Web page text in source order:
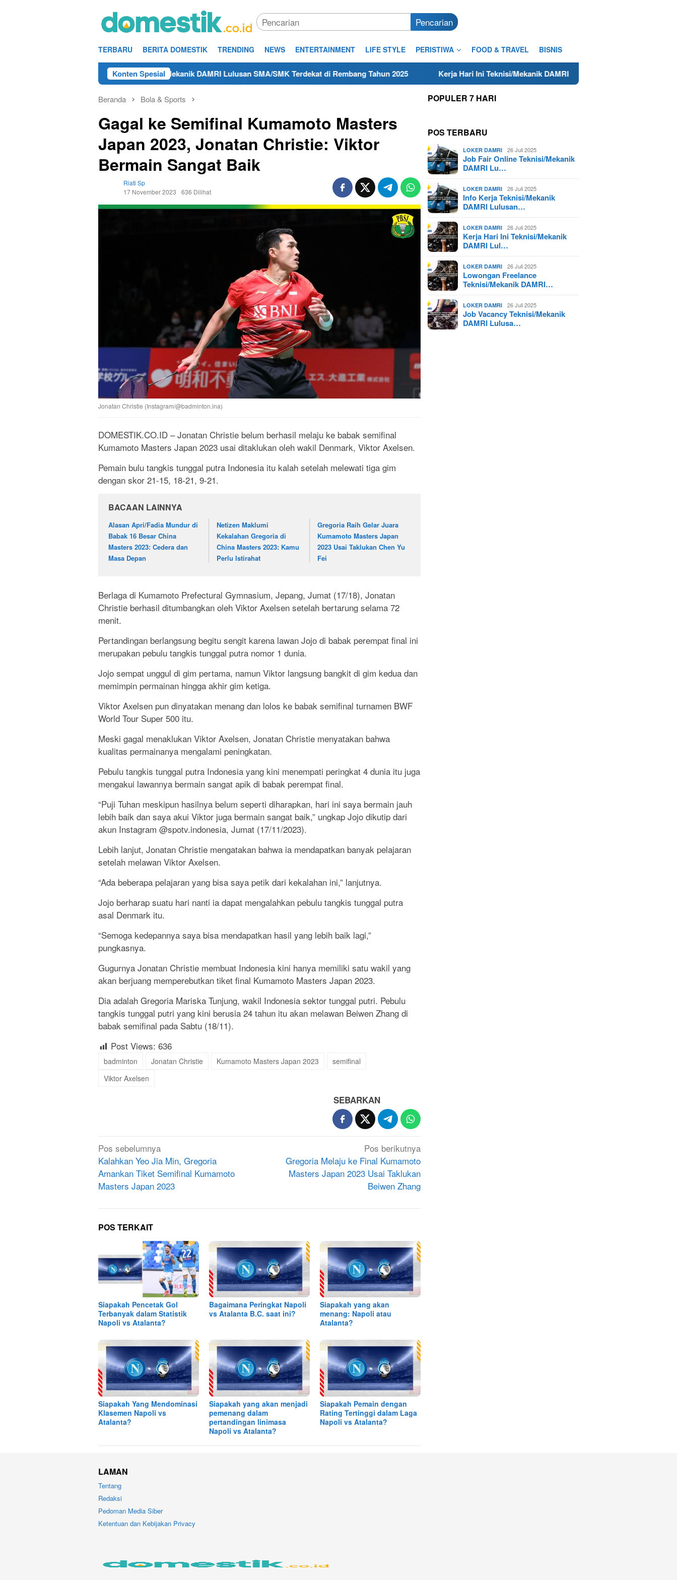
Pencarian
TERBARU BERITA DOMESTIK TRENDING NEWS ENTERTAINMENT LIFE STYLE PERISTIWA FOOD & TRAVEL BISNIS
Konten Spesial
Info Kerja Teknisi/Mekanik DAMRI Lulusan SMA/SMK Terdekat di Rembang Tahun 2025 Kerja Hari Ini Teknisi/Mekanik DAMRI Lulusan SMA/SMK Terdekat di Cilacap
Beranda Bola & Sports
Gagal ke Semifinal Kumamoto Masters
Japan 2023, Jonatan Christie: Viktor
Bermain Sangat Baik
Riati Sp
17 November 2023
636 Dilihat
Jonatan Christie (Instagram/@badminton.ina)
DOMESTIK.CO.ID – Jonatan Christie belum berhasil melaju ke babak semifinal
Kumamoto Masters Japan 2023 usai ditaklukan oleh wakil Denmark, Viktor Axelsen.
Pemain bulu tangkis tunggal putra Indonesia itu kalah setelah melewati tiga gim
dengan skor 21-15, 18-21, 9-21.
BACAAN LAINNYA
Alasan Apri/Fadia Mundur di
Babak 16 Besar China
Masters 2023: Cedera dan
Masa Depan
Netizen Maklumi
Kekalahan Gregoria di
China Masters 2023: Kamu
Perlu Istirahat
Gregoria Raih Gelar Juara
Kumamoto Masters Japan
2023 Usai Taklukan Chen Yu
Fei
Berlaga di Kumamoto Prefectural Gymnasium, Jepang, Jumat (17/18), Jonatan
Christie berhasil ditumbangkan oleh Viktor Axelsen setelah bertarung selama 72
menit.
Pertandingan berlangsung begitu sengit karena lawan Jojo di babak perempat final ini
merupakan pebulu tangkis tunggal putra nomor 1 dunia.
Jojo sempat unggul di gim pertama, namun Viktor langsung bangkit di gim kedua dan
memimpin permainan hingga akhir gim ketiga.
Viktor Axelsen pun dinyatakan menang dan lolos ke babak semifinal turnamen BWF
World Tour Super 500 itu.
Meski gagal menaklukan Viktor Axelsen, Jonatan Christie menyatakan bahwa
kualitas permainanya mengalami peningkatan.
Pebulu tangkis tunggal putra Indonesia yang kini menempati peringkat 4 dunia itu juga
mengakui lawannya bermain sangat apik di babak perempat final.
“Puji Tuhan meskipun hasilnya belum seperti diharapkan, hari ini saya bermain jauh
lebih baik dan saya akui Viktor juga bermain sangat baik,” ungkap Jojo dikutip dari
akun Instagram @spotv.indonesia, Jumat (17/11/2023).
Lebih lanjut, Jonatan Christie mengatakan bahwa ia mendapatkan banyak pelajaran
setelah melawan Viktor Axelsen.
“Ada beberapa pelajaran yang bisa saya petik dari kekalahan ini,” lanjutnya.
Jojo berharap suatu hari nanti ia dapat mengalahkan pebulu tangkis tunggal putra
asal Denmark itu.
“Semoga kedepannya saya bisa mendapatkan hasil yang lebih baik lagi,”
pungkasnya.
Gugurnya Jonatan Christie membuat Indonesia kini hanya memiliki satu wakil yang
akan berjuang memperebutkan tiket final Kumamoto Masters Japan 2023.
Dia adalah Gregoria Mariska Tunjung, wakil Indonesia sektor tunggal putri. Pebulu
tangkis tunggal putri yang kini berusia 24 tahun itu akan melawan Beiwen Zhang di
babak semifinal pada Sabtu (18/11).
Post Views: 636
badminton Jonatan Christie Kumamoto Masters Japan 2023
semifinal
Viktor Axelsen
SEBARKAN
Navigasi
pos
Pos sebelumnya
Kalahkan Yeo Jia Min, Gregoria
Amankan Tiket Semifinal Kumamoto
Masters Japan 2023
Pos berikutnya
Gregoria Melaju ke Final Kumamoto
Masters Japan 2023 Usai Taklukan
Beiwen Zhang
POS TERKAIT
Siapakah Pencetak Gol
Terbanyak dalam Statistik
Napoli vs Atalanta?
Bagaimana Peringkat Napoli
vs Atalanta B.C. saat ini?
Siapakah yang akan
menang: Napoli atau
Atalanta?
Siapakah Yang Mendominasi
Klasemen Napoli vs
Atalanta?
Siapakah yang akan menjadi
pemenang dalam
pertandingan linimasa
Napoli vs Atalanta?
Siapakah Pemain dengan
Rating Tertinggi dalam Laga
Napoli vs Atalanta?
POPULER 7 HARI
POS TERBARU
LOKER DAMRI 26 Juli 2025
Job Fair Online Teknisi/Mekanik
DAMRI Lu…
LOKER DAMRI 26 Juli 2025
Info Kerja Teknisi/Mekanik
DAMRI Lulusan…
LOKER DAMRI 26 Juli 2025
Kerja Hari Ini Teknisi/Mekanik
DAMRI Lul…
LOKER DAMRI 26 Juli 2025
Lowongan Freelance
Teknisi/Mekanik DAMRI…
LOKER DAMRI 26 Juli 2025
Job Vacancy Teknisi/Mekanik
DAMRI Lulusa…
LAMAN
Tentang
Redaksi
Pedoman Media Siber
Ketentuan dan Kebijakan Privacy